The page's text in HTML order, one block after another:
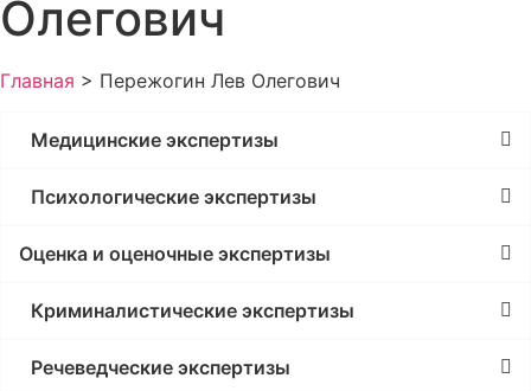
Олегович
Главная > Пережогин Лев Олегович
Медицинские экспертизы
Психологические экспертизы
Оценка и оценочные экспертизы
Криминалистические экспертизы
Речеведческие экспертизы